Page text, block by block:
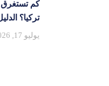
كم تستغرق
تركيا؟
يوليو 17, 2026